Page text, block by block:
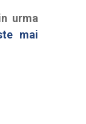
urma
mai